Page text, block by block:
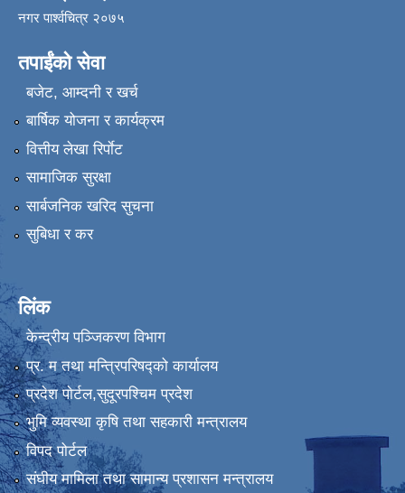
नगर पार्श्वचित्र २०७५
तपाईंको सेवा
बजेट, आम्दनी र खर्च
बार्षिक योजना र कार्यक्रम
वित्तीय लेखा रिर्पाेट
सामाजिक सुरक्षा
सार्बजनिक खरिद सुचना
सुबिधा र कर
लिंक
केन्द्रीय पञ्जिकरण विभाग
प्र. म तथा मन्त्रिपरिषद्को कार्यालय
प्रदेश पाेर्टल,सुदूरपश्चिम प्रदेश
भुमि व्यवस्था कृषि तथा सहकारी मन्त्रालय
विपद पोर्टल
संघीय मामिला तथा सामान्य प्रशासन मन्त्रालय